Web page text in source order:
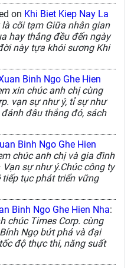
on Khi Biet Kiep Nay La
là cõi tạm Giữa nhân gian
hay thắng đều đến ngày
này tựa khói sương Khi
Binh Ngo Ghe Hien
xin chúc anh chị cùng
vạn sự như ý, tỉ sự như
đâu thắng đó, sách
Binh Ngo Ghe Hien
chúc anh chị và gia đình
sự như ý.Chúc công ty
tục phát triển vững
Binh Ngo Ghe Hien Nha:
chúc Times Corp. cùng
Ngọ bứt phá và đại
độ thực thi, năng suất